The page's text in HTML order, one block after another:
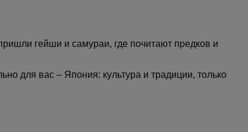
гейши и самураи, где почитают предков и
для вас – Япония: культура и традиции, только